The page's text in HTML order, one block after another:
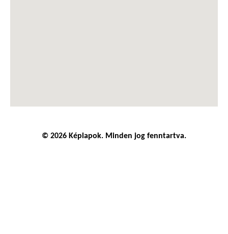
© 2026 Képlapok. Minden jog fenntartva.